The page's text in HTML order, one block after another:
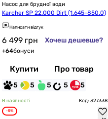
Насос для брудної води
Karcher SP 22.000 Dirt (1.645-850.0)
Написати відгук
6 499 грн Хочеш дешевше?
+64бонуси
Купити Про товар
5 5 5 5 5
В наявності Код: 327338
-5%